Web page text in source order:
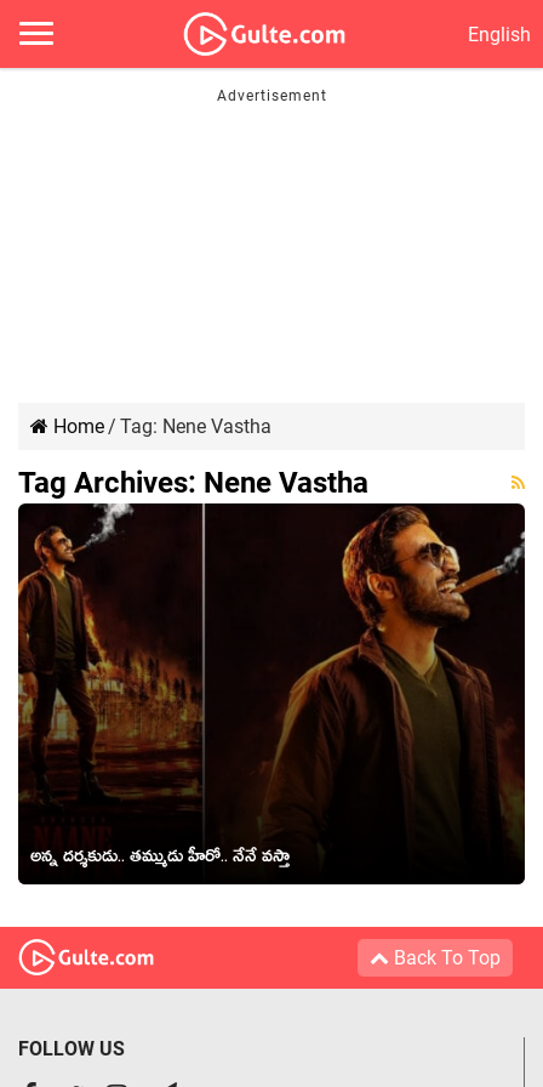
English
Home/ Tag: Nene Vastha
Tag Archives: Nene Vastha
అన్న దర్శకుడు.. తమ్ముడు హీరో.. నేనే వస్తా
Back To Top
FOLLOW US